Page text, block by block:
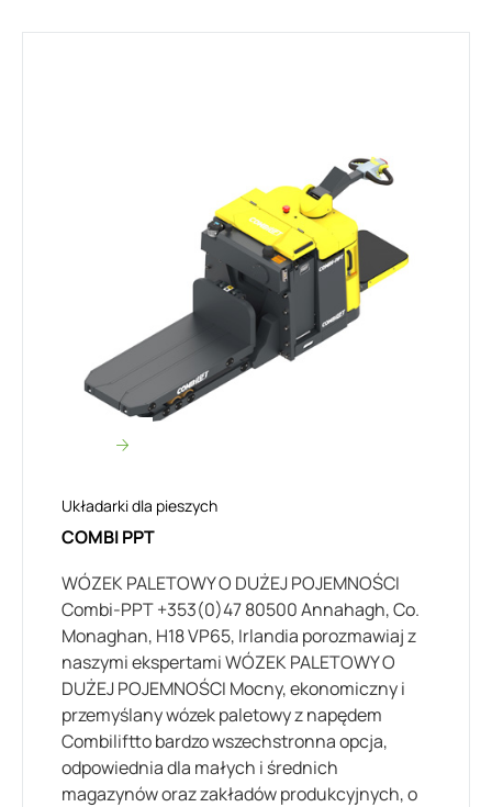
Układarki dla pieszych
COMBI PPT
WÓZEK PALETOWY O DUŻEJ POJEMNOŚCI
Combi-PPT +353(0)47 80500 Annahagh, Co.
Monaghan, H18 VP65, Irlandia porozmawiaj z
naszymi ekspertami WÓZEK PALETOWY O
DUŻEJ POJEMNOŚCI Mocny, ekonomiczny i
przemyślany wózek paletowy z napędem
Combiliftto bardzo wszechstronna opcja,
odpowiednia dla małych i średnich
magazynów oraz zakładów produkcyjnych, o